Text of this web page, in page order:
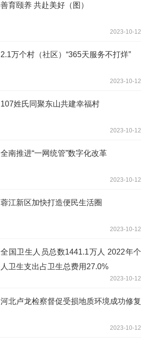
善育颐养 共赴美好（图）
2023-10-12
2.1万个村（社区）“365天服务不打烊”
2023-10-12
107姓氏同聚东山共建幸福村
2023-10-12
全南推进“一网统管”数字化改革
2023-10-12
蓉江新区加快打造便民生活圈
2023-10-12
全国卫生人员总数1441.1万人 2022年个
人卫生支出占卫生总费用27.0%
2023-10-12
河北卢龙检察督促受损地质环境成功修复
2023-10-12